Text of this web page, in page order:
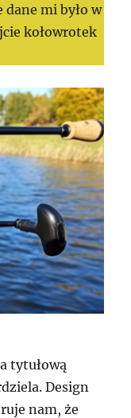
mi było w
kołowrotek
tytułową
Design
nam, że